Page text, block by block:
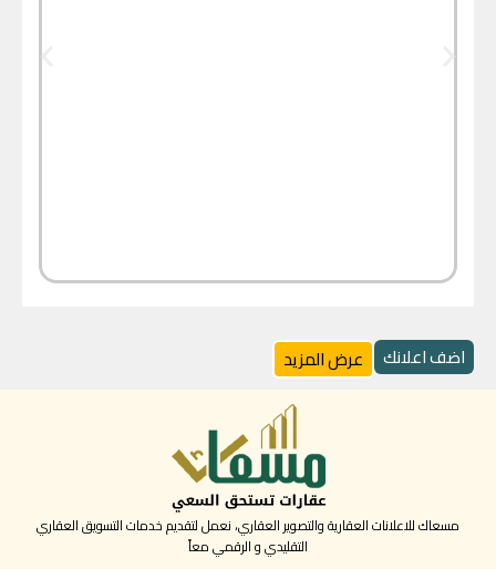
اضف اعلانك عرض المزيد
مسعاك للاعلانات العقارية والتصوير العقاري، نعمل لتقديم خدمات التسويق العقاري
التقليدي و الرقمي معاً